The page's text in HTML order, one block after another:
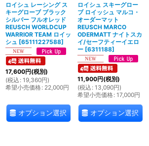
ロイシュ レーシング ス
キーグローブ ブラック
シルバー フルオレッド
REUSCH WORLDCUP
WARRIOR TEAM ロイッ
シュ [65111227588]
17,600円(税別)
(税込 : 19,360円)
希望小売価格: 22,000円
オプション選択
ロイシュ スキーグロー
ブ ロイッシュ マルコ・
オーダーマット
REUSCH MARCO
ODERMATT ナイトスカ
イ/セーフティーイエロ
ー [6311188]
11,900円(税別)
(税込 : 13,090円)
希望小売価格: 17,000円
オプション選択